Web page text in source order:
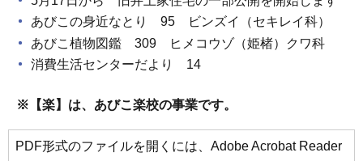
あびこの身近なとり 95 ビンズイ（セキレイ科）
あびこ植物図鑑 309 ヒメコウゾ（姫楮）クワ科
消費生活センターだより 14
※【楽】は、あびこ楽校の事業です。
PDF形式のファイルを開くには、Adobe Acrobat Reader